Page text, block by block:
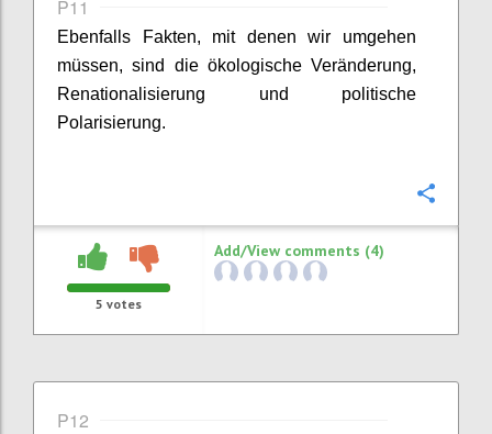
P11
Ebenfalls Fakten, mit denen wir umgehen
müssen,sind die ökologische Veränderung,
Renationalisierung und politische
Polarisierung.
5 votes
Add/View comments (4)
P12